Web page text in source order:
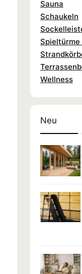
Sauna
Schaukeln
Spieltürme
Wellness
Neu